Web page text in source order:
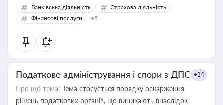
Банківська діяльність
Страхова діяльність
Фінансові послуги
+5
Податкове адміністрування і спори з ДПС +14
Про що тема: Тема стосується порядку оскарження
рішень податкових органів, що виникають внаслідок